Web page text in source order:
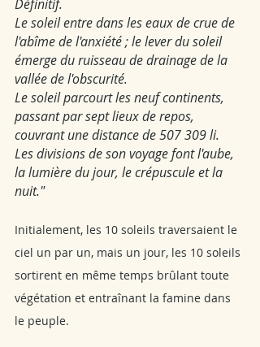
Définitif.
Le soleil entre dans les eaux de crue de
l'abîme de l'anxiété ; le lever du soleil
émerge du ruisseau de drainage de la
vallée de l'obscurité.
Le soleil parcourt les neuf continents,
passant par sept lieux de repos,
couvrant une distance de 507 309 li.
Les divisions de son voyage font l'aube,
la lumière du jour, le crépuscule et la
nuit."
Initialement, les 10 soleils traversaient le
ciel un par un, mais un jour, les 10 soleils
sortirent en même temps brûlant toute
végétation et entraînant la famine dans
le peuple.